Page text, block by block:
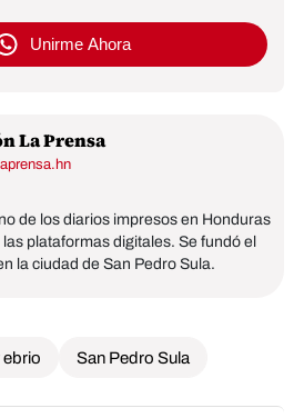
Unirme Ahora
La Prensa
de los diarios impresos en Honduras
plataformas digitales. Se fundó el
la ciudad de San Pedro Sula.
San Pedro Sula